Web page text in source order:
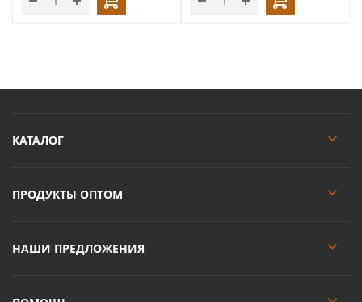
КАТАЛОГ
ПРОДУКТЫ ОПТОМ
НАШИ ПРЕДЛОЖЕНИЯ